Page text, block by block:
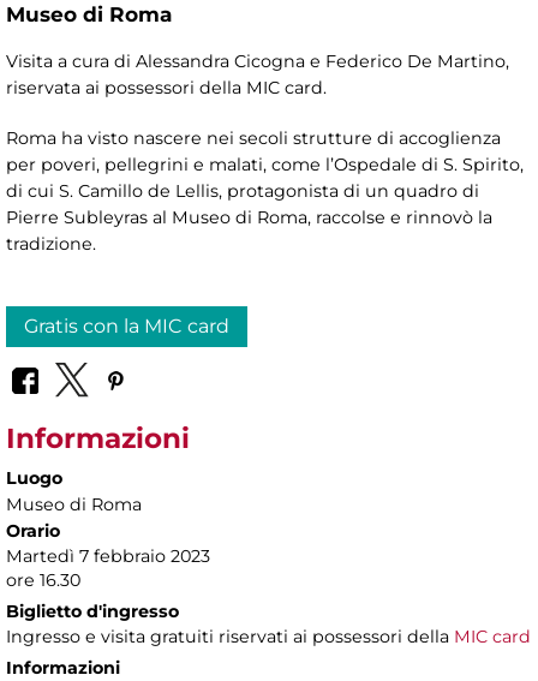
Museo di Roma
Visita a cura di Alessandra Cicogna e Federico De Martino,
riservata ai possessori della MIC card.
Roma ha visto nascere nei secoli strutture di accoglienza
per poveri, pellegrini e malati, come l’Ospedale di S. Spirito,
di cui S. Camillo de Lellis, protagonista di un quadro di
Pierre Subleyras al Museo di Roma, raccolse e rinnovò la
tradizione.
Gratis con la MIC card
Informazioni
Luogo
Museo di Roma
Orario
Martedì 7 febbraio 2023
ore 16.30
Biglietto d'ingresso
Ingresso e visita gratuiti riservati ai possessori della MIC card
Informazioni